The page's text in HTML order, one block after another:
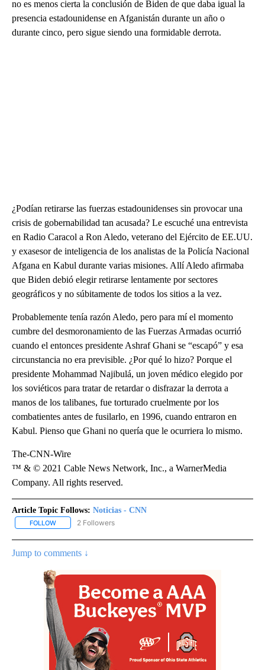
no es menos cierta la conclusión de Biden de que daba igual la
presencia estadounidense en Afganistán durante un año o
durante cinco, pero sigue siendo una formidable derrota.
¿Podían retirarse las fuerzas estadounidenses sin provocar una
crisis de gobernabilidad tan acusada? Le escuché una entrevista
en Radio Caracol a Ron Aledo, veterano del Ejército de EE.UU.
y exasesor de inteligencia de los analistas de la Policía Nacional
Afgana en Kabul durante varias misiones. Allí Aledo afirmaba
que Biden debió elegir retirarse lentamente por sectores
geográficos y no súbitamente de todos los sitios a la vez.
Probablemente tenía razón Aledo, pero para mí el momento
cumbre del desmoronamiento de las Fuerzas Armadas ocurrió
cuando el entonces presidente Ashraf Ghani se “escapó” y esa
circunstancia no era previsible. ¿Por qué lo hizo? Porque el
presidente Mohammad Najibulá, un joven médico elegido por
los soviéticos para tratar de retardar o disfrazar la derrota a
manos de los talibanes, fue torturado cruelmente por los
combatientes antes de fusilarlo, en 1996, cuando entraron en
Kabul. Pienso que Ghani no quería que le ocurriera lo mismo.
The-CNN-Wire
™ & © 2021 Cable News Network, Inc., a WarnerMedia
Company. All rights reserved.
Article Topic Follows: Noticias - CNN
FOLLOW FOLLOW "NOTICIAS - CNN" TO RECEIVE NOTIFICATIONS ABOUT
2 Followers
Jump to comments ↓